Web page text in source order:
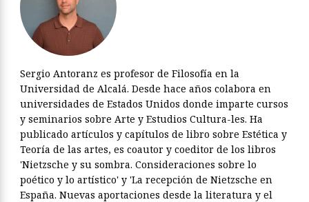
Sergio Antoranz es profesor de Filosofía en la
Universidad de Alcalá. Desde hace años colabora en
universidades de Estados Unidos donde imparte cursos
y seminarios sobre Arte y Estudios Cultura-les. Ha
publicado artículos y capítulos de libro sobre Estética y
Teoría de las artes, es coautor y coeditor de los libros
'Nietzsche y su sombra. Consideraciones sobre lo
poético y lo artístico' y 'La recepción de Nietzsche en
España. Nuevas aportaciones desde la literatura y el